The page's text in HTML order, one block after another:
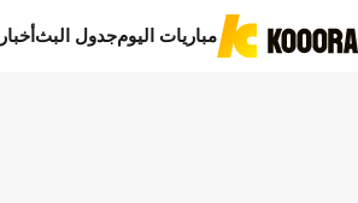
مباريات اليومجدول البثأخبار